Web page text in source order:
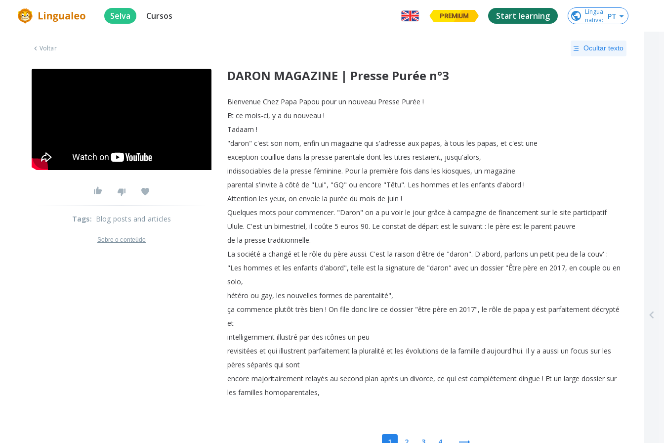
Selva Cursos PREMIUM Start learning
Língua
nativa: PT
Voltar Ocultar texto
DARON MAGAZINE | Presse Purée n°3
Bienvenue Chez Papa Papou pour un nouveau Presse Purée !
Et ce mois-ci, y a du nouveau !
Tadaam !
"daron" c'est son nom, enfin un magazine qui s'adresse aux papas, à tous les papas, et c'est une
exception couillue dans la presse parentale dont les titres restaient, jusqu'alors,
indissociables de la presse féminine. Pour la première fois dans les kiosques, un magazine
parental s'invite à côté de "Lui", "GQ" ou encore "Têtu". Les hommes et les enfants d'abord !
Attention les yeux, on envoie la purée du mois de juin !
Quelques mots pour commencer. "Daron" on a pu voir le jour grâce à campagne de financement sur le site participatif
Ulule. C'est un bimestriel, il coûte 5 euros 90. Le constat de départ est le suivant : le père est le parent pauvre
de la presse traditionnelle.
La société a changé et le rôle du père aussi. C'est la raison d'être de "daron". D'abord, parlons un petit peu de la couv' :
"Les hommes et les enfants d'abord",telle est la signature de "daron" avec un dossier "Être père en 2017, en couple ou en
solo,
hétéro ou gay, les nouvelles formes de parentalité",
ça commence plutôt très bien ! On file donc lire ce dossier "être père en 2017", le rôle de papa y est parfaitement décrypté
et
intelligemment illustré par des icônes un peu
revisitées et qui illustrent parfaitement la pluralité et les évolutions de la famille d'aujourd'hui. Il y a aussi un focus sur les
pères séparés qui sont
encore majoritairement relayés au second plan après un divorce, ce qui est complètement dingue ! Et un large dossier sur
les familles homoparentales,
Tags: Blog posts and articles
Sobre o conteúdo